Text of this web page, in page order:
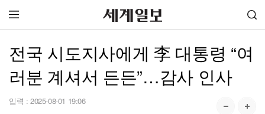
전국 시도지사에게 李 대통령 “여
러분 계셔서 든든”…감사 인사
입력 : 2025-08-01 19:06